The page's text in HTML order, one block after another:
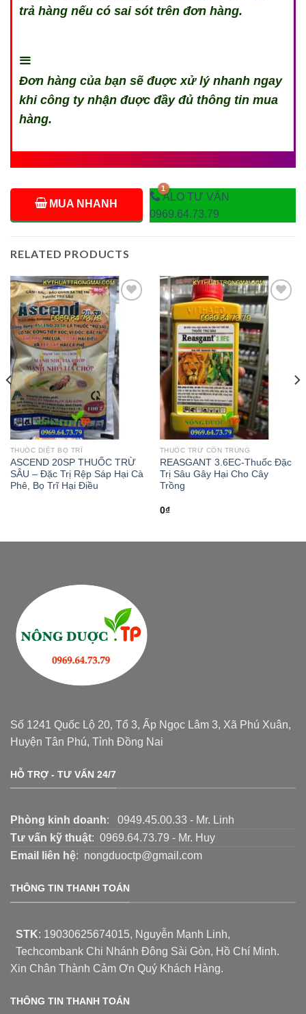
trả hàng nếu có sai sót trên đơn hàng.
Đơn hàng của bạn sẽ đuợc xử lý nhanh ngay
khi công ty nhận đuợc đầy đủ thông tin mua
hàng.
MUA NHANH
ALO TƯ VẤN
0969.64.73.79
RELATED PRODUCTS
Add to
THUỐC DIỆT BỌ TRĨ
ASCEND 20SP THUỐC TRỪ
SÂU – Đặc Trị Rệp Sáp Hại Cà
Phê, Bọ Trĩ Hại Điều
Add to
wishlist
THUỐC TRỪ CÔN TRÙNG
REASGANT 3.6EC-Thuốc Đặc
Trị Sâu Gây Hại Cho Cây
Trồng
0₫
Số 1241 Quốc Lộ 20, Tổ 3, Ấp Ngọc Lâm 3, Xã Phú Xuân,
Huyện Tân Phú, Tỉnh Đồng Nai
HỖ TRỢ - TƯ VẤN 24/7
Phòng kinh doanh: 0949.45.00.33 - Mr. Linh
Tư vấn kỹ thuật: 0969.64.73.79 - Mr. Huy
Email liên hệ: nongduoctp@gmail.com
THÔNG TIN THANH TOÁN
STK: 19030625674015, Nguyễn Mạnh Linh,
Techcombank Chi Nhánh Đông Sài Gòn, Hồ Chí Minh.
Xin Chân Thành Cảm Ơn Quý Khách Hàng.
THÔNG TIN THANH TOÁN